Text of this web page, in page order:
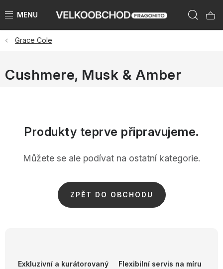
na
NAŠE ZNAČKY
PŘEDPRODEJ VÁNOCE 2026
Grace Cole
Cushmere, Musk & Amber
Produkty teprve připravujeme.
Můžete se ale podívat na ostatní kategorie.
ZPĚT DO OBCHODU
Exkluzivní a kurátorovaný
Flexibilní servis na míru